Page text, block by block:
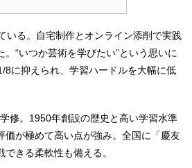
いる。自宅制作とオンライン添削で実践
“いつか芸術を学びたい”という思いに
に抑えられ、学習ハードルを大幅に低
修。1950年創設の歴史と高い学習水準
が極めて高い点が強み。全国に「慶友
きる柔軟性も備える。